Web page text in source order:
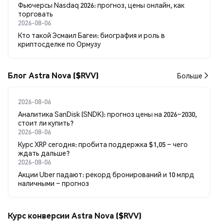
Фьючерсы Nasdaq 2026: прогноз, цены онлайн, как
торговать
2026-08-06
Кто такой Эсмаил Багеи: биография и роль в
криптосделке по Ормузу
Блог Astra Nova ($RVV) Больше
2026-08-06
Аналитика SanDisk (SNDK): прогноз цены на 2026–2030,
стоит ли купить?
2026-08-06
Курс XRP сегодня: пробита поддержка $1,05 – чего
ждать дальше?
2026-08-06
Акции Uber падают: рекорд бронирований и 10 млрд
наличными – прогноз
Курс конверсии Astra Nova ($RVV)